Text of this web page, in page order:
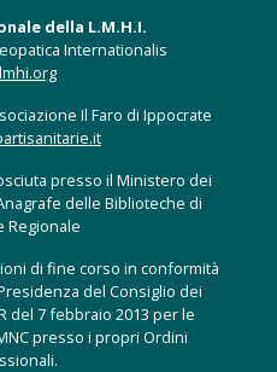
della L.M.H.I.
Internationalis
Il Faro di Ippocrate
presso il Ministero dei
delle Biblioteche di
Regionale
di fine corso in conformità
del Consiglio dei
del 7 febbraio 2013 per le
presso i propri Ordini